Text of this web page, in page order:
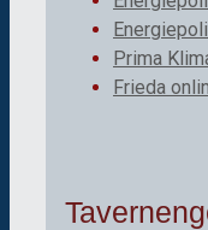
Prima
Frieda